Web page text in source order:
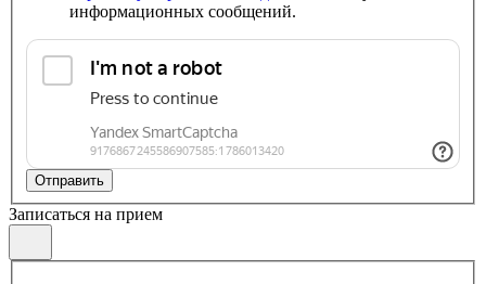
информационных сообщений.
Отправить
Записаться на прием